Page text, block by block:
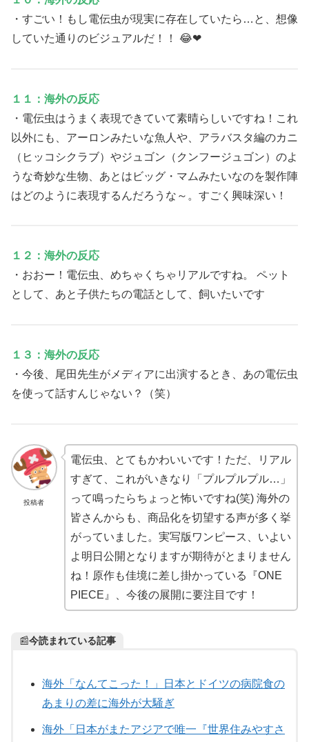
・すごい！もし電伝虫が現実に存在していたら…と、想像
していた通りのビジュアルだ！！ 😂❤
１１：海外の反応
・電伝虫はうまく表現できていて素晴らしいですね！これ
以外にも、アーロンみたいな魚人や、アラバスタ編のカニ
（ヒッコシクラブ）やジュゴン（クンフージュゴン）のよ
うな奇妙な生物、あとはビッグ・マムみたいなのを製作陣
はどのように表現するんだろうな～。すごく興味深い！
１２：海外の反応
・おおー！電伝虫、めちゃくちゃリアルですね。 ペット
として、あと子供たちの電話として、飼いたいです
１３：海外の反応
・今後、尾田先生がメディアに出演するとき、あの電伝虫
を使って話すんじゃない？（笑）
投稿者
電伝虫、とてもかわいいです！ただ、リアル
すぎて、これがいきなり「プルプルプル…」
って鳴ったらちょっと怖いですね(笑) 海外の
皆さんからも、商品化を切望する声が多く挙
がっていました。実写版ワンピース、いよい
よ明日公開となりますが期待がとまりません
ね！原作も佳境に差し掛かっている『ONE
PIECE』、今後の展開に要注目です！
📰今読まれている記事
海外「なんてこった！」日本とドイツの病院食の
あまりの差に海外が大騒ぎ
海外「日本がまたアジアで唯一『世界住みやすさ